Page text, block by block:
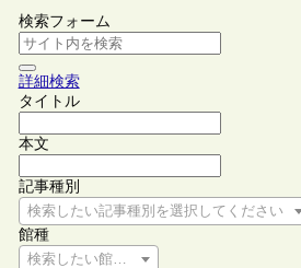
検索フォーム
詳細検索
タイトル
本文
記事種別
検索したい記事種別を選択してください
館種
検索したい館種を選択してください